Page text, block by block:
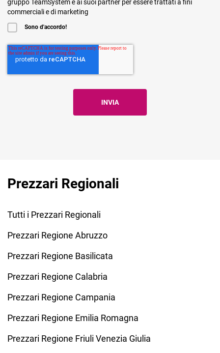
gruppo TeamSystem e ai suoi partner per essere trattati a fini
commerciali e di marketing
Sono d'accordo!
Prezzari Regionali
Tutti i Prezzari Regionali
Prezzari Regione Abruzzo
Prezzari Regione Basilicata
Prezzari Regione Calabria
Prezzari Regione Campania
Prezzari Regione Emilia Romagna
Prezzari Regione Friuli Venezia Giulia